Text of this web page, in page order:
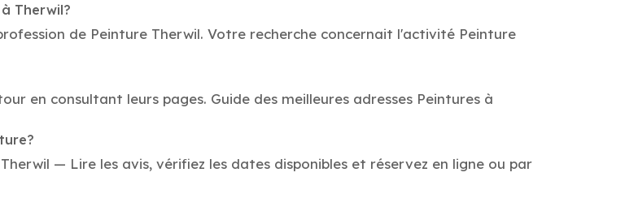
Therwil?
de Peinture Therwil. Votre recherche concernait l'activité Peinture
en consultant leurs pages. Guide des meilleures adresses Peintures à
— Lire les avis, vérifiez les dates disponibles et réservez en ligne ou par